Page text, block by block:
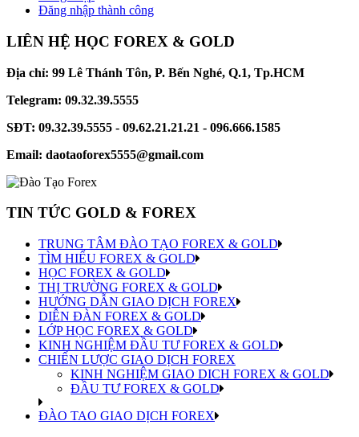
Đăng nhập thành công
LIÊN HỆ HỌC FOREX & GOLD
Địa chỉ: 99 Lê Thánh Tôn, P. Bến Nghé, Q.1, Tp.HCM
Telegram: 09.32.39.5555
SĐT: 09.32.39.5555 - 09.62.21.21.21 - 096.666.1585
Email: daotaoforex5555@gmail.com
TIN TỨC GOLD & FOREX
TRUNG TÂM ĐÀO TẠO FOREX & GOLD
TÌM HIỂU FOREX & GOLD
HỌC FOREX & GOLD
THỊ TRƯỜNG FOREX & GOLD
HƯỚNG DẪN GIAO DỊCH FOREX
DIỄN ĐÀN FOREX & GOLD
LỚP HỌC FOREX & GOLD
KINH NGHIỆM ĐẦU TƯ FOREX & GOLD
CHIẾN LƯỢC GIAO DỊCH FOREX
KINH NGHIỆM GIAO DICH FOREX & GOLD
ĐẦU TƯ FOREX & GOLD
ĐÀO TAO GIAO DỊCH FOREX